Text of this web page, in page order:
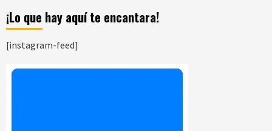
¡Lo que hay aquí te encantara!
[instagram-feed]